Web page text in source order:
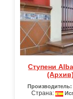
Ступени Albarracin
(Архив)
Производитель:
Страна: